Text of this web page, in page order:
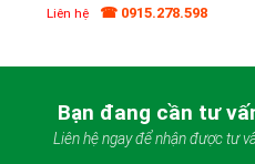
Liên hệ ☎ 0915.278.598
Bạn đang cần tư
Liên hệ ngay để nhận được tư